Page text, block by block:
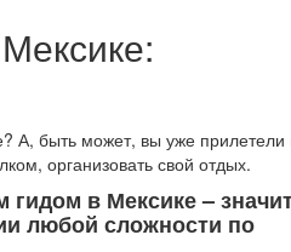
А, быть может, вы уже прилетели
организовать свой отдых.
в Мексике –
любой сложности по